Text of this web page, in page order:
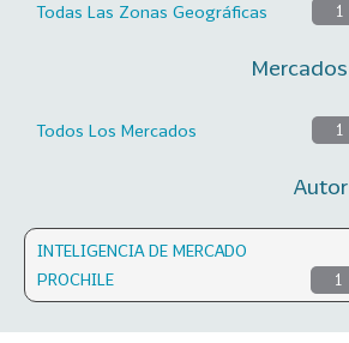
Todas Las Zonas Geográficas 1
Mercados
Todos Los Mercados 1
Autor
INTELIGENCIA DE MERCADO
PROCHILE
1